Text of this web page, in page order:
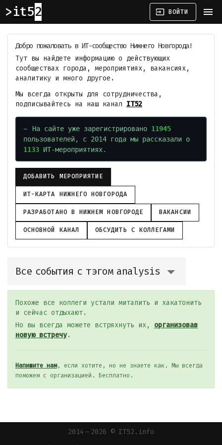
it52 input ВОЙТИ menu
Добро пожаловать в ИТ-сообщество Нижнего Новгорода!
Тут вы найдете информацию о действующих
сообществах города, мероприятиях, вакансиях,
аналитику и много другое.
Мы всегда открыты для сотрудничества,
подписывайтесь на наш канал IT52
На сайте уже зарегистрировано 11945
пользователей, с 2014 года мы рассказали о
1133 ИТ-мероприятиях.
ДОБАВИТЬ МЕРОПРИЯТИЕ
ИТ-КАРТА НИЖНЕГО НОВГОРОДА
РАЗРАБОТАНО В НИЖНЕМ НОВГОРОДЕ ВАКАНСИИ
ОСНОВНОЙ КАНАЛ ОБСУДИТЬ С КОЛЛЕГАМИ
Все события с тэгом analysis
Похоже все коллеги устали митапить и хакатонить
и сейчас отдыхают.
Но вы всегда можете встряхнуть их, организовав
новую встречу.
Напишите нам, если хотите, но не знаете как. Мы всегда
поможем с организацией. Бесплатно.
2014 — 2026 © IT52.info